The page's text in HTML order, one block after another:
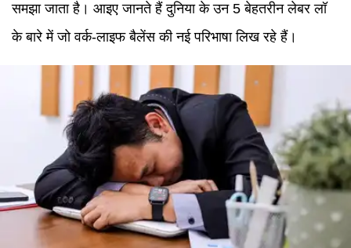
समझा जाता है। आइए जानते हैं दुनिया के उन 5 बेहतरीन लेबर लॉ
के बारे में जो वर्क-लाइफ बैलेंस की नई परिभाषा लिख रहे हैं।